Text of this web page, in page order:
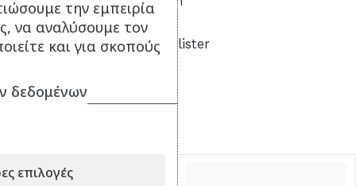
Βάρος: 25 gr
Συσκευασία: Eco FSC Box Blister
την εμπειρία
να αναλύσουμε τον
και για σκοπούς
δεδομένων
επιλογές